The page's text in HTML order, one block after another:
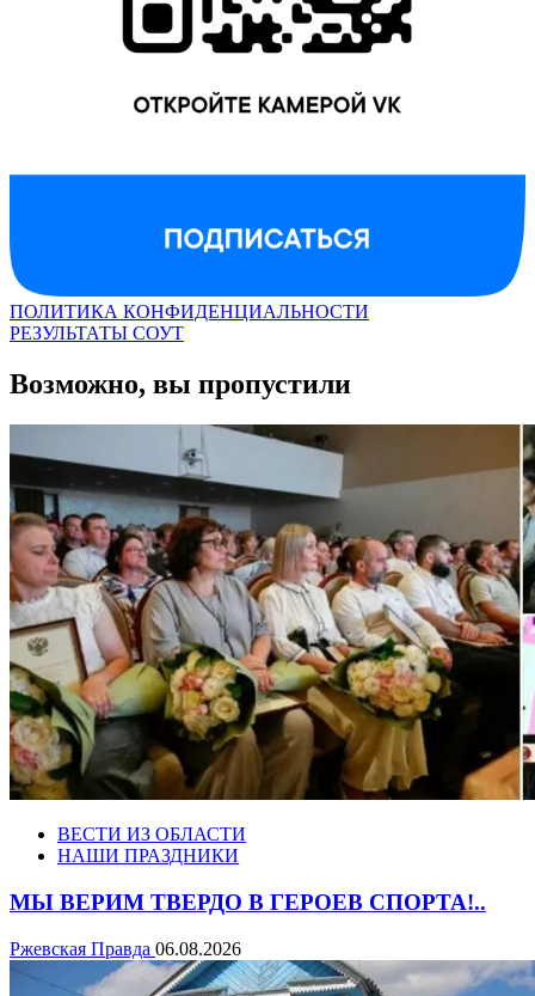
ПОЛИТИКА КОНФИДЕНЦИАЛЬНОСТИ
РЕЗУЛЬТАТЫ СОУТ
Возможно, вы пропустили
ВЕСТИ ИЗ ОБЛАСТИ
НАШИ ПРАЗДНИКИ
МЫ ВЕРИМ ТВЕРДО В ГЕРОЕВ СПОРТА!..
Ржевская Правда 06.08.2026